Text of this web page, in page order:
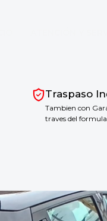
Traspaso
Tambien con
traves del